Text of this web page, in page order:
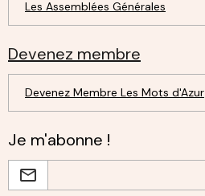
Les Assemblées Générales
Devenez membre
Devenez Membre Les Mots d'Azur
Je m'abonne !